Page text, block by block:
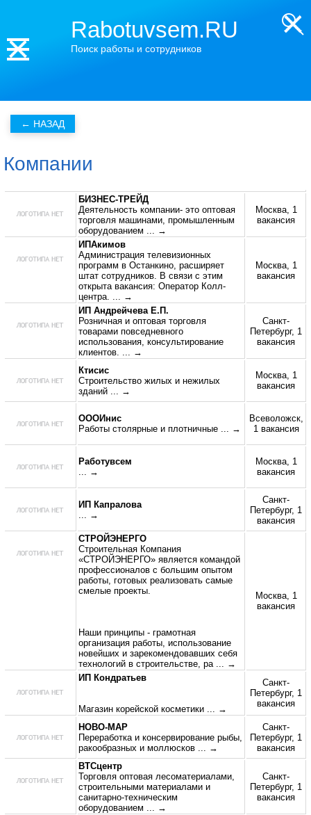
Rabotuvsem.RU
Поиск работы и сотрудников
Компании
БИЗНЕС-ТРЕЙД
Деятельность компании- это оптовая
торговля машинами, промышленным
оборудованием
... →
Москва, 1
вакансия
ИПАкимов
Администрация телевизионных
программ в Останкино, расширяет
штат сотрудников. В связи с этим
открыта вакансия: Оператор Колл-
центра.
... →
Москва, 1
вакансия
ИП Андрейчева Е.П.
Розничная и оптовая торговля
товарами повседневного
использования, консультирование
клиентов.
... →
Санкт-
Петербург, 1
вакансия
Ктисис
Строительство жилых и нежилых
зданий
... →
Москва, 1
вакансия
ОООИнис
Работы столярные и плотничные
... →
Всеволожск,
1 вакансия
Работувсем
... →
Москва, 1
вакансия
ИП Капралова
... →
Санкт-
Петербург, 1
вакансия
СТРОЙЭНЕРГО
Строительная Компания
«СТРОЙЭНЕРГО» является командой
профессионалов с большим опытом
работы, готовых реализовать самые
смелые проекты.
Наши принципы - грамотная
организация работы, использование
новейших и зарекомендовавших себя
технологий в строительстве, ра
... →
Москва, 1
вакансия
ИП Кондратьев
Магазин корейской косметики ... →
Санкт-
Петербург, 1
вакансия
НОВО-МАР
Переработка и консервирование рыбы,
ракообразных и моллюсков
... →
Санкт-
Петербург, 1
вакансия
ВТСцентр
Торговля оптовая лесоматериалами,
строительными материалами и
санитарно-техническим
оборудованием
... →
Санкт-
Петербург, 1
вакансия